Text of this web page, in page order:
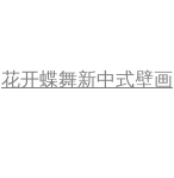
花开蝶舞新中式壁画